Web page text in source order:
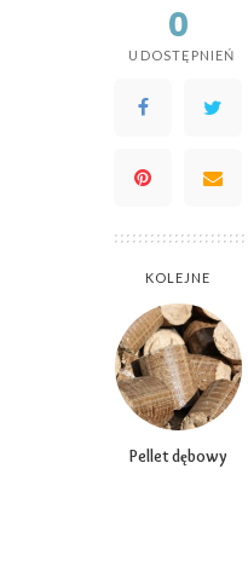
0
UDOSTĘPNIEŃ
KOLEJNE
Pellet dębowy